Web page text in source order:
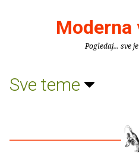
Moderna
Pogledaj... sve
Sve teme